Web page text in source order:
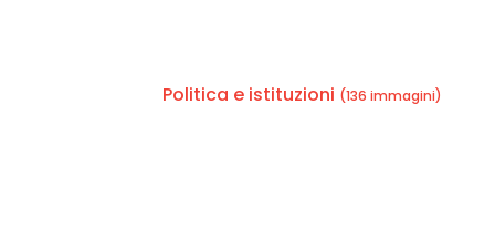
Politica e istituzioni (136 immagini)